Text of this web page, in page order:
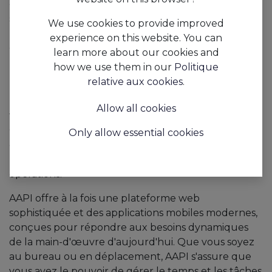
contrats et la conformité avec les lois nationales
sont cruciales. Notre plateforme est conçue pour
répondre aux besoins évolutifs de ces
environnements dynamiques.
Notre mission est d'offrir aux managers un outil qui
non seulement allège le fardeau de la planification,
mais qui s'intègre également de manière
transparente aux systèmes de paie en temps réel.
Cette caractéristique unique nous distingue, car
opérations.
AAPI offre à la fois une plateforme web
sophistiquée et des applications mobiles modernes,
conçues pour répondre aux besoins dynamiques
de la main-d'œuvre d'aujourd'hui. Que vous soyez
au bureau ou en déplacement, AAPI s'assure que
We use cookies to provide improved
experience on this website. You can
learn more about our cookies and
how we use them in our Politique
relative aux cookies.
Allow all cookies
Only allow essential cookies